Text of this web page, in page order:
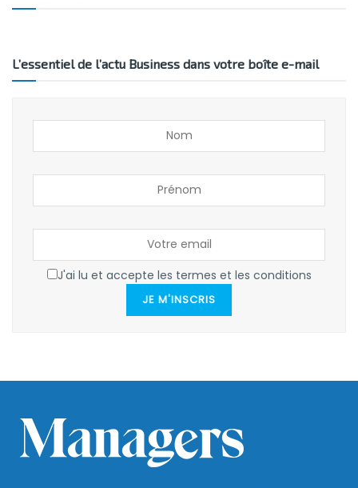
L’essentiel de l’actu Business dans votre boîte e-mail
J'ai lu et accepte les termes et les conditions
JE M'INSCRIS